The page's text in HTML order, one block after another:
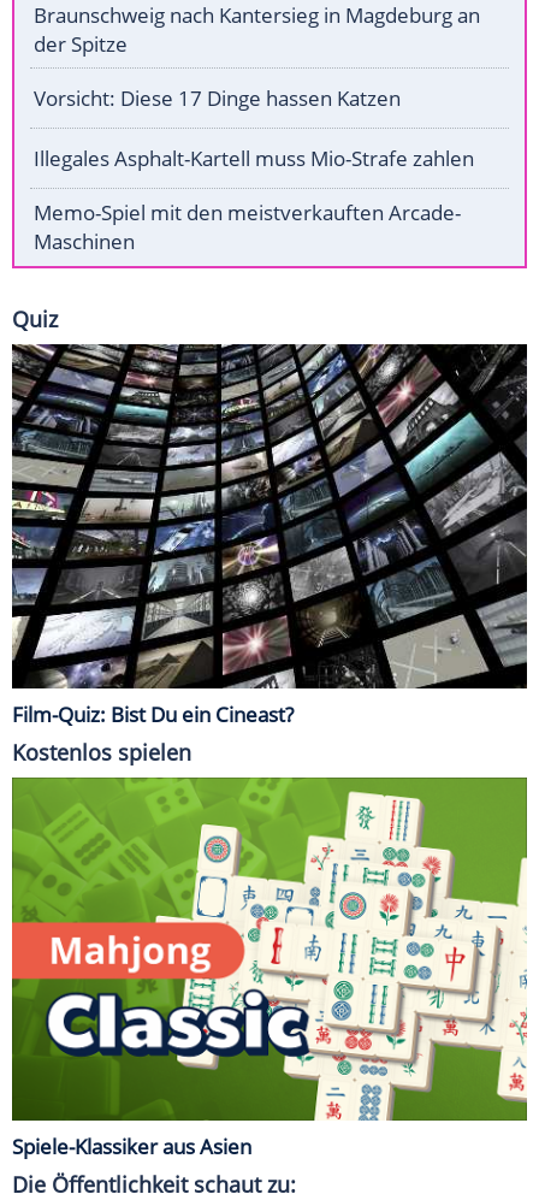
Braunschweig nach Kantersieg in Magdeburg an
der Spitze
Vorsicht: Diese 17 Dinge hassen Katzen
Illegales Asphalt-Kartell muss Mio-Strafe zahlen
Memo-Spiel mit den meistverkauften Arcade-
Maschinen
Quiz
Film-Quiz: Bist Du ein Cineast?
Kostenlos spielen
Spiele-Klassiker aus Asien
Die Öffentlichkeit schaut zu: